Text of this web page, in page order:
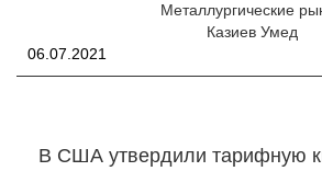
Металлургические
Казиев Умед
06.07.2021
В США утвердили тарифную